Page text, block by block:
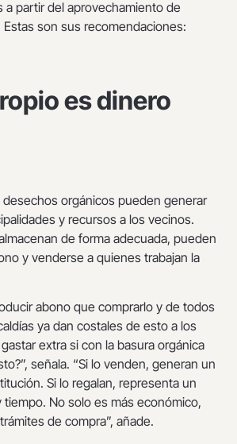
a partir del aprovechamiento de
son sus recomendaciones:
es dinero
desechos orgánicos pueden generar
y recursos a los vecinos.
de forma adecuada, pueden
y venderse a quienes trabajan la
abono que comprarlo y de todos
ya dan costales de esto a los
extra si con la basura orgánica
señala. “Si lo venden, generan un
Si lo regalan, representa un
No solo es más económico,
de compra”, añade.